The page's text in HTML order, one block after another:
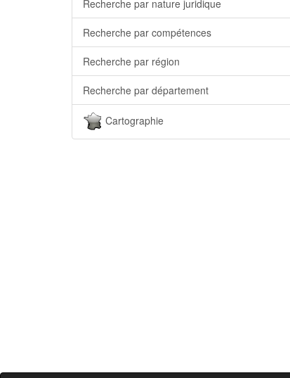
Recherche par nature juridique
Recherche par compétences
Recherche par région
Recherche par département
Cartographie